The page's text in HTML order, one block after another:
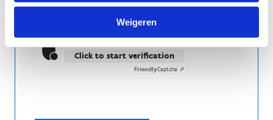
Weigeren
Click to start verification
FriendlyCaptcha ⇗